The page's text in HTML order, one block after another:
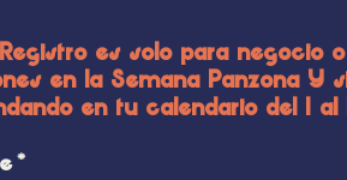
es solo para negocio
en la Semana Panzona Y
en tu calendario del 1
*